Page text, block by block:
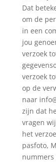
Dat
om de
in een
jou
verzoek
verzoek
op de
naar
zijn dat
vragen
het
pasfoto,